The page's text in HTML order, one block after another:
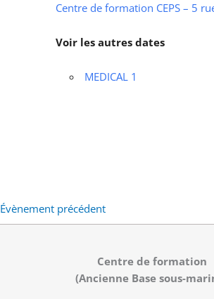
Centre de formation CEPS – 5
Voir les autres dates
MEDICAL 1
Évènement précédent
Centre de formation
(Ancienne Base sous-